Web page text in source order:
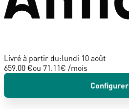
Livré à partir du:lundi 10 août
659.00 €ou 71.11€ /mois
Configurer